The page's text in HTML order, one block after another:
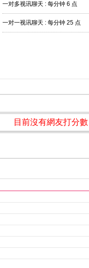
一对多视讯聊天 : 每分钟 6 点
一对一视讯聊天 : 每分钟 25 点
目前沒有網友打分數